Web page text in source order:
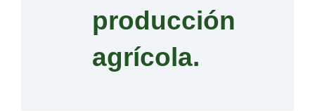
producción
agrícola.